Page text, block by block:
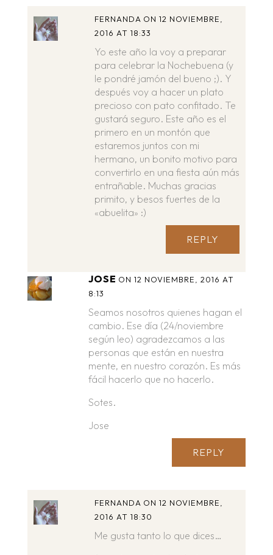
FERNANDA ON 12 NOVIEMBRE,
2016 AT 18:33
Yo este año la voy a preparar
para celebrar la Nochebuena (y
le pondré jamón del bueno ;). Y
después voy a hacer un plato
precioso con pato confitado. Te
gustará seguro. Este año es el
primero en un montón que
estaremos juntos con mi
hermano, un bonito motivo para
convertirlo en una fiesta aún más
entrañable. Muchas gracias
primito, y besos fuertes de la
«abuelita» :)
REPLY
JOSE ON 12 NOVIEMBRE, 2016 AT
8:13
Seamos nosotros quienes hagan el
cambio. Ese día (24/noviembre
según leo) agradezcamos a las
personas que están en nuestra
mente, en nuestro corazón. Es más
fácil hacerlo que no hacerlo.
Sotes.
Jose
REPLY
FERNANDA ON 12 NOVIEMBRE,
2016 AT 18:30
Me gusta tanto lo que dices…